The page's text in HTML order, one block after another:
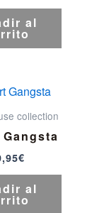
al
collection
€
al